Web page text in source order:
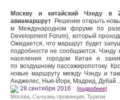
Москву и китайский Чэнду в
авиамаршрут Решение открыть
м Международном форуме по
Development Forum), который
Ожидается, что маршрут будет
подробности не сообщаются. Чэнду
населения городом Китая и
по воздушному пассажиропотоку.
новые маршруту между Чэнду и
Анджелес, Нью-Йорк, Мадрид,
28 сентября 2016 [подробнее]
Москва Сычуань провинция Туризм